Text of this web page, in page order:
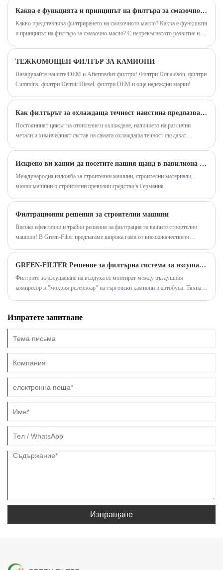
работа на оборудването.
колекционера на прах, намаляване на текущите
разходи.
Каква е функцията и принципът на филтъра за смазочно масло?
Какво представлява филтрирането на смазочното масло? Каква е функцията
и принципът на филтъра за смазочно масло? С непрекъснатото развитие на
ТЕЖКОМОЩЕН ФИЛТЪР ЗА КАМИОНИ
Пазарувайте нашите OEM и Aftermarket филтри! Филтри Donaldson, филтри
Cummins, филтри Detroit Diesel, филтри OEM и още надеждни марки!
Как филтърът за охлаждаща течност наистина предпазва вашия двигател от корозия
Постоянният цикъл на отопление и охлаждане, наличието на различни
метали и химическият състав на самата охлаждаща течност създават
на високоефективен филтър за охлаждаща течност.
Искрено ви каним да посетите нашия щанд в павилиона на BMW Auto Parts в Германия
Международна изложба за строителни машини, строителни материали,
минни машини и строителни превозни средства в Германия
Филтрационни решения за строителни машини
Високо ефективни и трайни решения за филтрация за вашите строителни
машини! В Green-Filter предлагаме широка гама от висококачествени
дори при тежки условия.
GREEN-FILTER Решение за филтърна система за изсушаване на въздух Изсушаване на въздуха
Филтрите за изсушаване на въздуха се монтират между въздушния
компресор и "мокрия резервоар" на търговски камиони и автобуси. Тяхната
предотвратяване на замръзване през зимата и удължава живота на
Изпратете запитване
Изпращане